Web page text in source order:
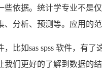
依据。统计学专业不是
分析、预测等。应用的范
比如sas spss 软件，有了
们更好的了解到数据的结